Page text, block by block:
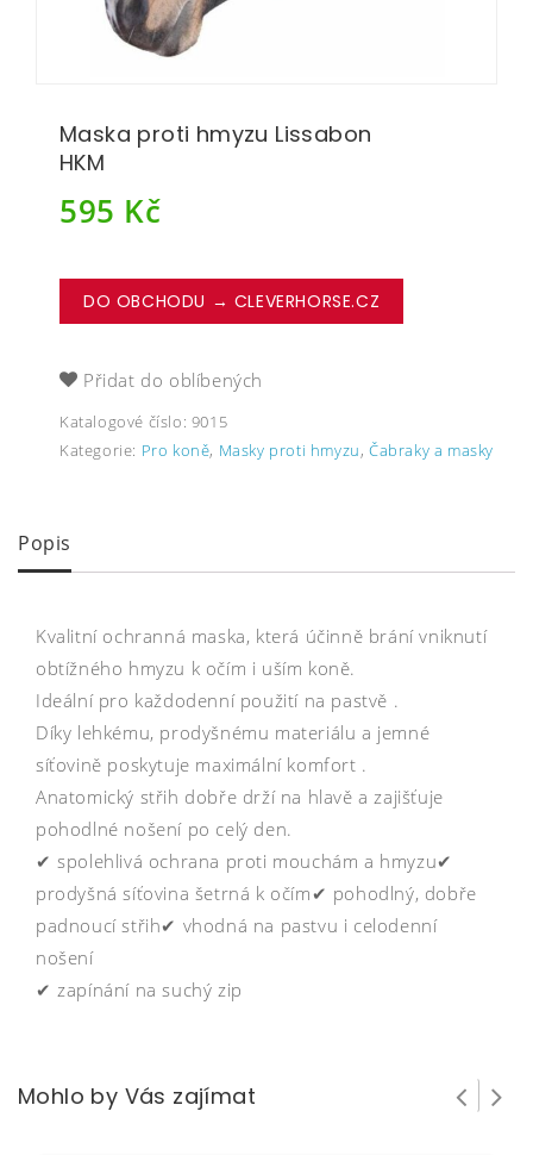
Maska proti hmyzu Lissabon
HKM
595 Kč
DO OBCHODU → CLEVERHORSE.CZ
Přidat do oblíbených
Katalogové číslo: 9015
Kategorie: Pro koně, Masky proti hmyzu,Čabraky a masky
Popis
Kvalitní ochranná maska, která účinně brání vniknutí
obtížného hmyzu k očím i uším koně.
Ideální pro každodenní použití na pastvě .
Díky lehkému, prodyšnému materiálu a jemné
síťovině poskytuje maximální komfort .
Anatomický střih dobře drží na hlavě a zajišťuje
pohodlné nošení po celý den.
✔ spolehlivá ochrana proti mouchám a hmyzu✔
prodyšná síťovina šetrná k očím✔ pohodlný, dobře
padnoucí střih✔ vhodná na pastvu i celodenní
nošení
✔ zapínání na suchý zip
Mohlo by Vás zajímat